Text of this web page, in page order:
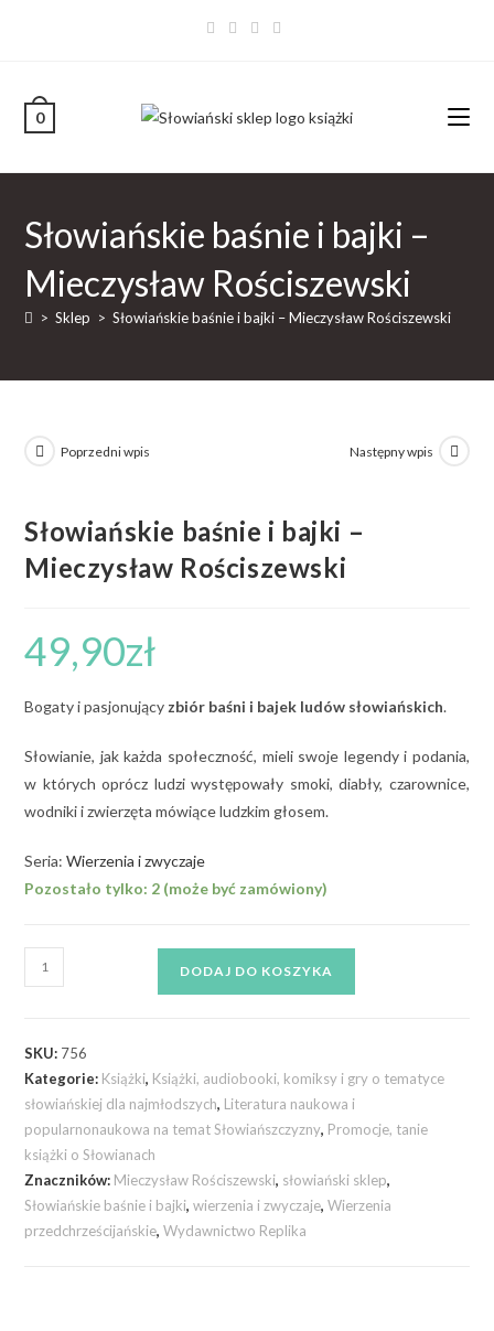
0
Słowiańskie baśnie i bajki –
Mieczysław Rościszewski
> Sklep > Słowiańskie baśnie i bajki – Mieczysław Rościszewski
Poprzedni wpis Następny wpis
Słowiańskie baśnie i bajki –
Mieczysław Rościszewski
49,90zł
Bogaty i pasjonujący zbiór baśni i bajek ludów słowiańskich.
Słowianie, jak każda społeczność, mieli swoje legendy i podania,
w których oprócz ludzi występowały smoki, diabły, czarownice,
wodniki i zwierzęta mówiące ludzkim głosem.
Seria:Wierzenia i zwyczaje
Pozostało tylko: 2 (może być zamówiony)
DODAJ DO KOSZYKA
SKU: 756
Kategorie: Książki, Książki, audiobooki, komiksy i gry o tematyce
słowiańskiej dla najmłodszych, Literatura naukowa i
popularnonaukowa na temat Słowiańszczyzny, Promocje, tanie
książki o Słowianach
Znaczników: Mieczysław Rościszewski, słowiański sklep,
Słowiańskie baśnie i bajki,wierzenia i zwyczaje,Wierzenia
przedchrześcijańskie,Wydawnictwo Replika